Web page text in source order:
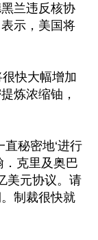
兰违反核协
示，美国将
快大幅增加
炼浓缩铀，
秘密地‘进行
．克里及奥巴
美元协议。请
制裁很快就